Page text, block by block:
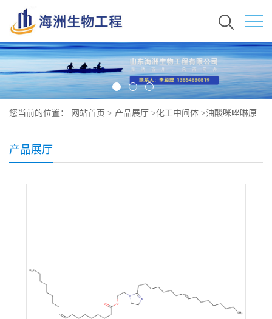
您当前的位置： 网站首页 > 产品展厅 >化工中间体 >油酸咪唑啉原
产品展厅